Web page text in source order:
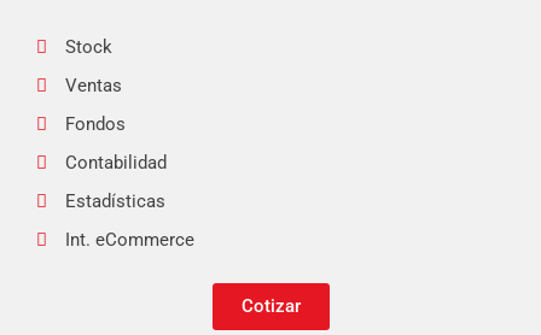
Stock
Ventas
Fondos
Contabilidad
Estadísticas
Int. eCommerce
Cotizar